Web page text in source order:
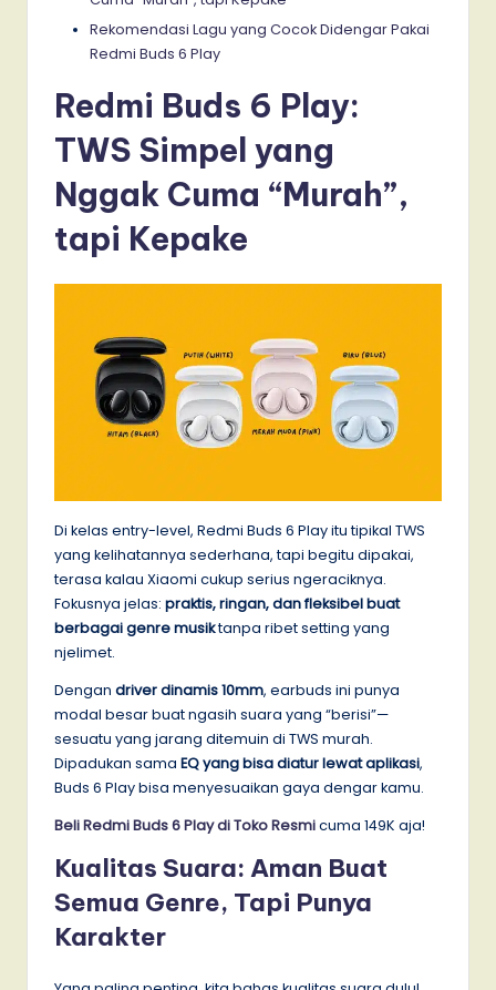
Rekomendasi Lagu yang Cocok Didengar Pakai
Redmi Buds 6 Play
Redmi Buds 6 Play:
TWS Simpel yang
Nggak Cuma “Murah”,
tapi Kepake
Di kelas entry-level, Redmi Buds 6 Play itu tipikal TWS
yang kelihatannya sederhana, tapi begitu dipakai,
terasa kalau Xiaomi cukup serius ngeraciknya.
Fokusnya jelas: praktis, ringan, dan fleksibel buat
berbagai genre musiktanpa ribet setting yang
njelimet.
Dengan driver dinamis 10mm, earbuds ini punya
modal besar buat ngasih suara yang “berisi”—
sesuatu yang jarang ditemuin di TWS murah.
Dipadukan sama EQ yang bisa diatur lewat aplikasi,
Buds 6 Play bisa menyesuaikan gaya dengar kamu.
Beli Redmi Buds 6 Play di Toko Resmicuma 149K aja!
Kualitas Suara: Aman Buat
Semua Genre, Tapi Punya
Karakter